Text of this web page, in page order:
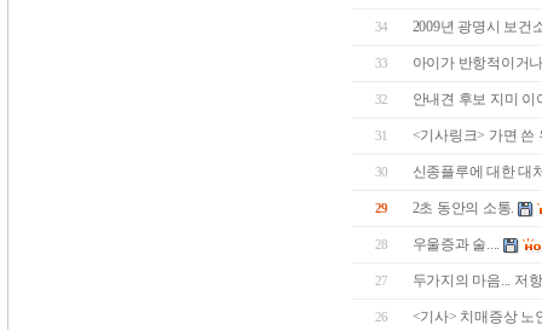
34 2009년 광명시 보
33 아이가 반항적이거
32 안내견 후보 지미 이
31 <기사링크> 가면 쓴
30 신종플루에 대한 대
29 2초 동안의 소통.
28 우울증과 술....
27 두가지의 마음... 저
26 <기사> 치매증상 노